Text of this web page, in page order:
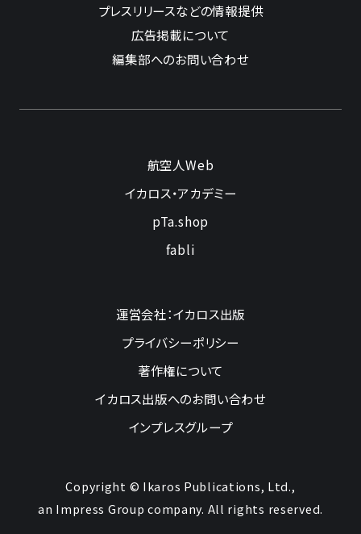
プレスリリースなどの情報提供
広告掲載について
編集部へのお問い合わせ
航空人Web
イカロス・アカデミー
pTa.shop
fabli
運営会社：イカロス出版
プライバシーポリシー
著作権について
イカロス出版へのお問い合わせ
インプレスグループ
Copyright © Ikaros Publications, Ltd.,
an Impress Group company. All rights reserved.